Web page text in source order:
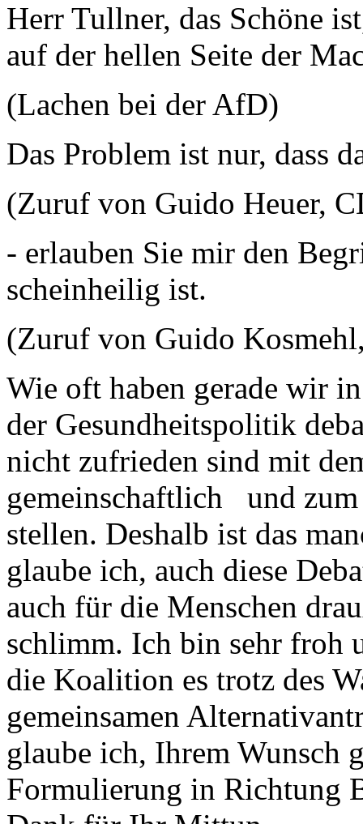
Herr Tullner, das Schöne
auf der hellen Seite der
(Lachen bei der AfD)
Das Problem ist nur, dass
(Zuruf von Guido Heuer,
- erlauben Sie mir den
scheinheilig ist.
(Zuruf von Guido
Wie oft haben gerade wir
der Gesundheitspolitik
nicht zufrieden sind mit
gemeinschaftlich und zum
stellen. Deshalb ist das
glaube ich, auch diese
auch für die Menschen
schlimm. Ich bin sehr froh
die Koalition es trotz des
gemeinsamen
glaube ich, Ihrem Wunsch
Formulierung in Richtung